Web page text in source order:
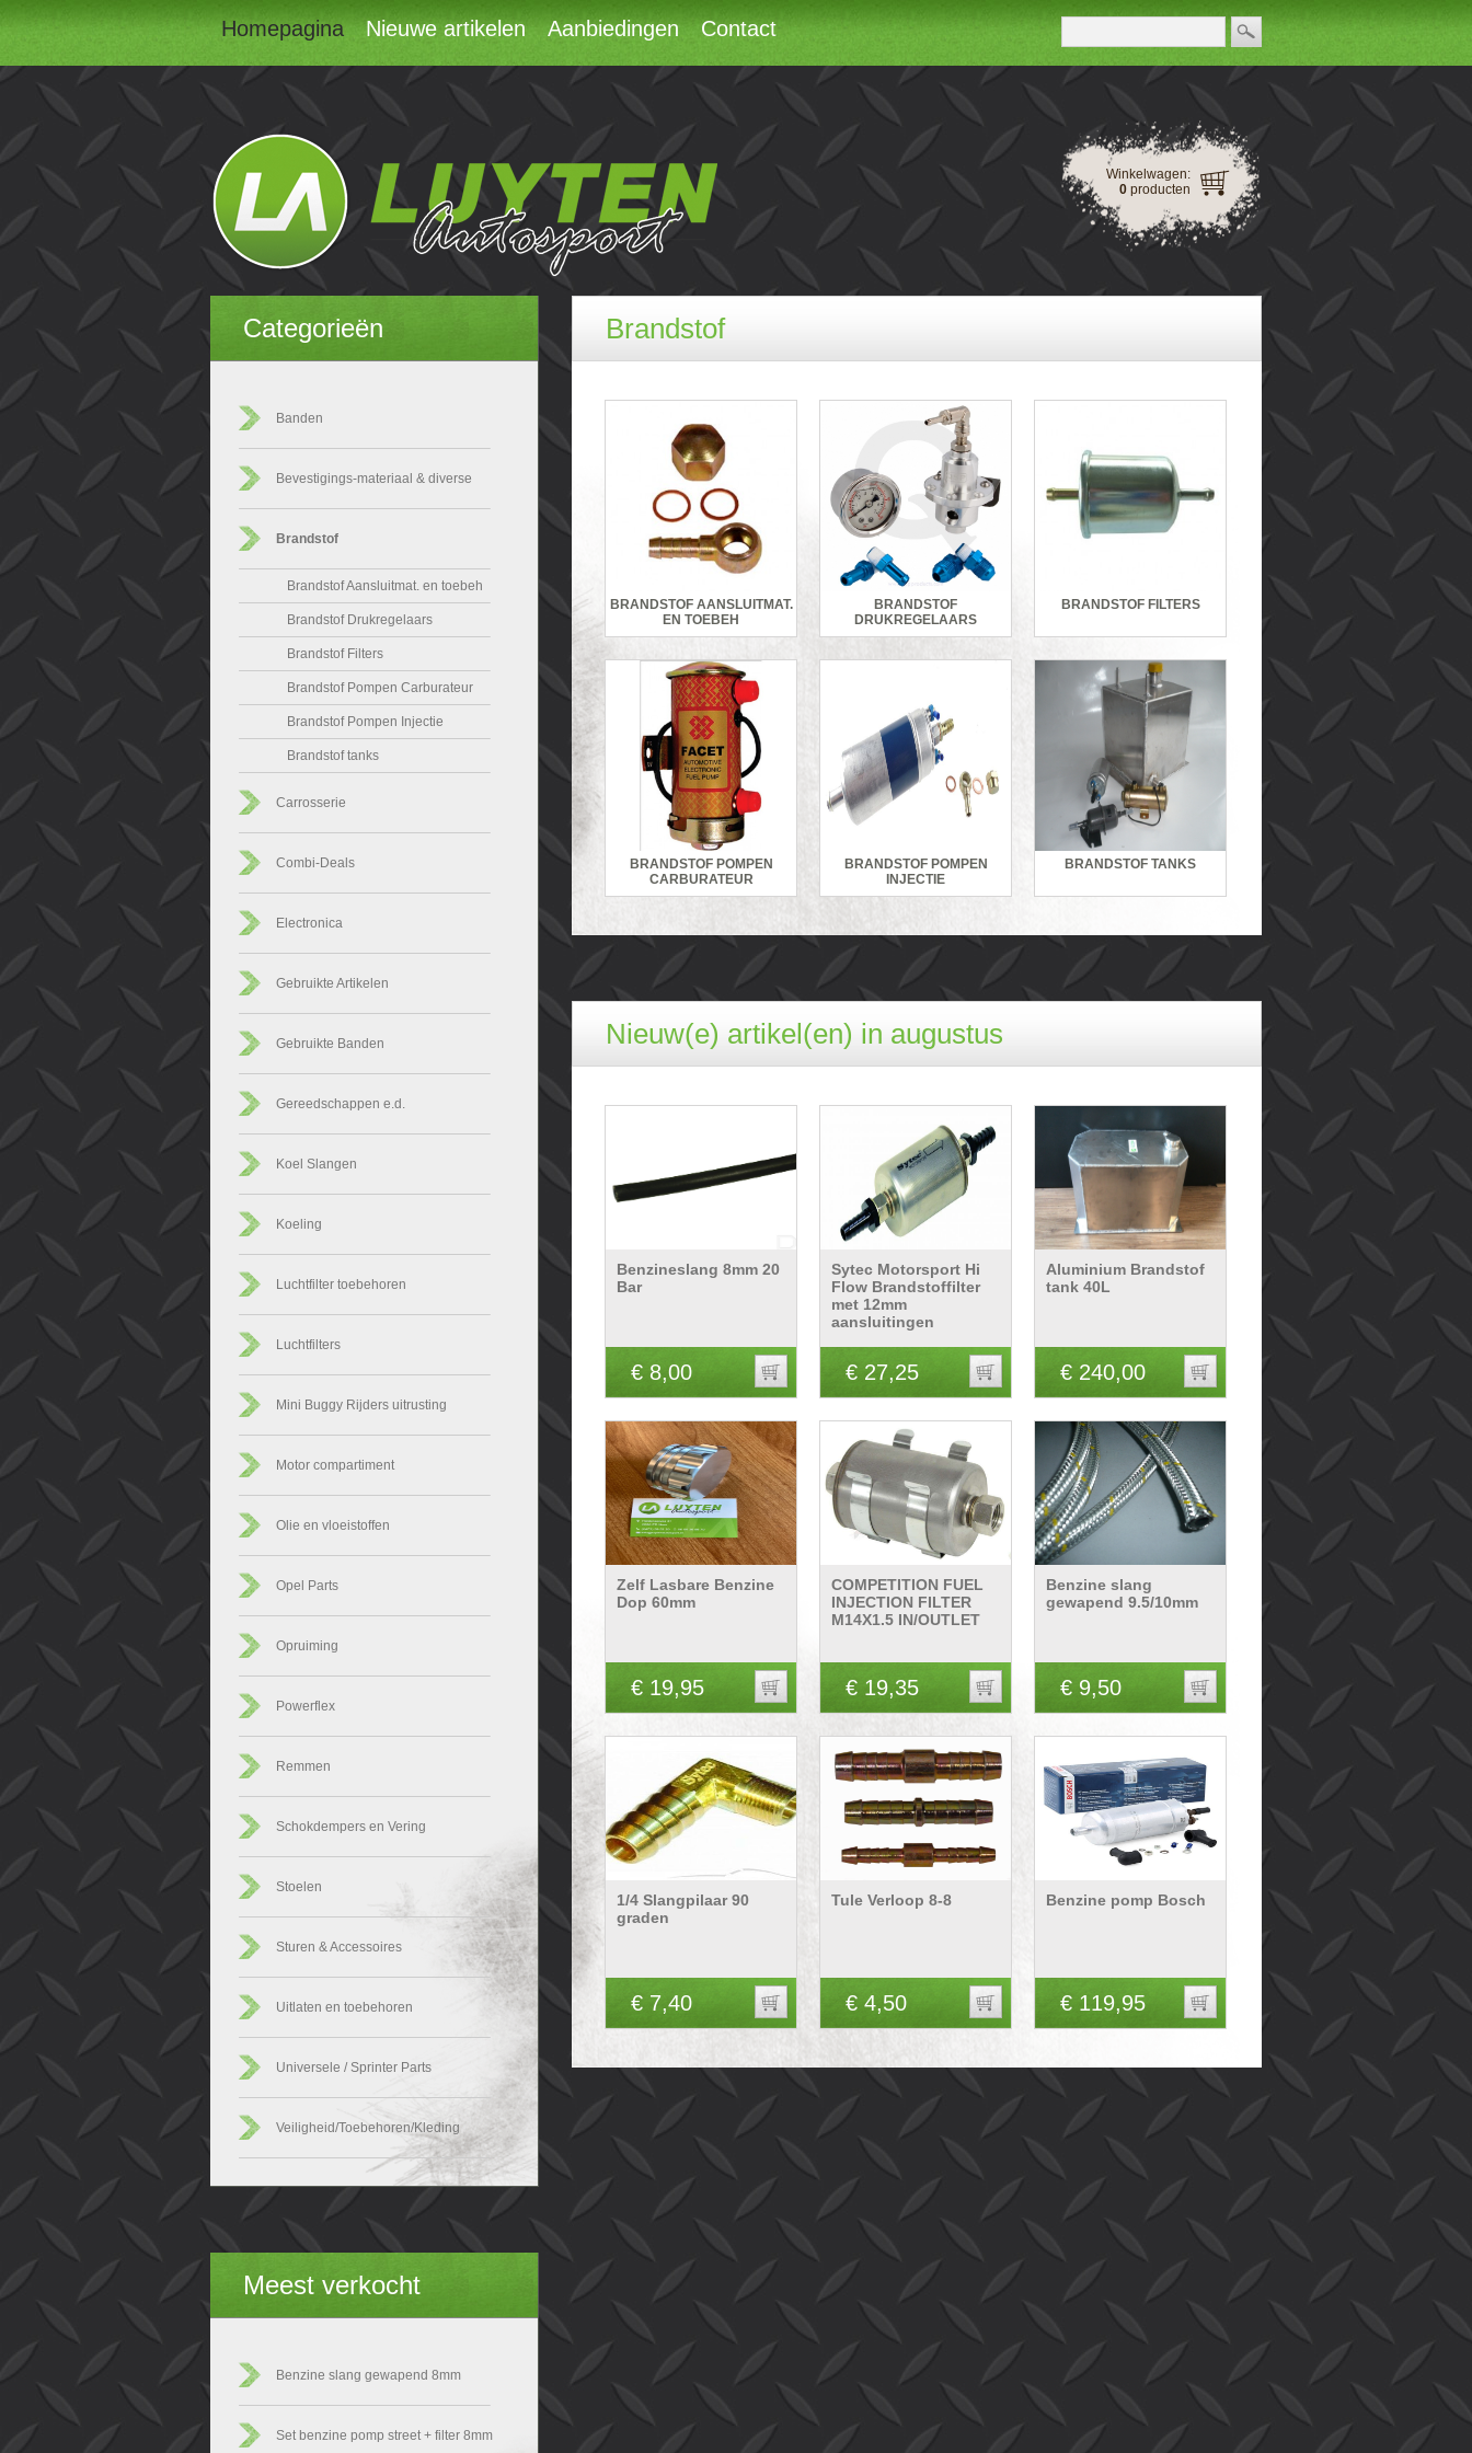
Homepagina Nieuwe artikelen Aanbiedingen Contact
Winkelwagen:
0 producten
Categorieën
Banden
Bevestigings-materiaal & diverse
Brandstof
Brandstof Aansluitmat. en toebeh
Brandstof Drukregelaars
Brandstof Filters
Brandstof Pompen Carburateur
Brandstof Pompen Injectie
Brandstof tanks
Carrosserie
Combi-Deals
Electronica
Gebruikte Artikelen
Gebruikte Banden
Gereedschappen e.d.
Koel Slangen
Koeling
Luchtfilter toebehoren
Luchtfilters
Mini Buggy Rijders uitrusting
Motor compartiment
Olie en vloeistoffen
Opel Parts
Opruiming
Powerflex
Remmen
Schokdempers en Vering
Stoelen
Sturen & Accessoires
Uitlaten en toebehoren
Universele / Sprinter Parts
Veiligheid/Toebehoren/Kleding
Meest verkocht
Benzine slang gewapend 8mm
Set benzine pomp street + filter 8mm
Brandstof
BRANDSTOF AANSLUITMAT.
EN TOEBEH
BRANDSTOF
DRUKREGELAARS
BRANDSTOF FILTERS
BRANDSTOF POMPEN
CARBURATEUR
BRANDSTOF POMPEN
INJECTIE
BRANDSTOF TANKS
Nieuw(e) artikel(en) in augustus
Benzineslang 8mm 20
Bar
€ 8,00
Sytec Motorsport Hi
Flow Brandstoffilter
met 12mm
aansluitingen
€ 27,25
Aluminium Brandstof
tank 40L
€ 240,00
Zelf Lasbare Benzine
Dop 60mm
€ 19,95
COMPETITION FUEL
INJECTION FILTER
M14X1.5 IN/OUTLET
€ 19,35
Benzine slang
gewapend 9.5/10mm
€ 9,50
1/4 Slangpilaar 90
graden
€ 7,40
Tule Verloop 8-8
€ 4,50
Benzine pomp Bosch
€ 119,95